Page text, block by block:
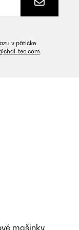
se apague
Preložiť
v pätičke
tec.com.
mašinky